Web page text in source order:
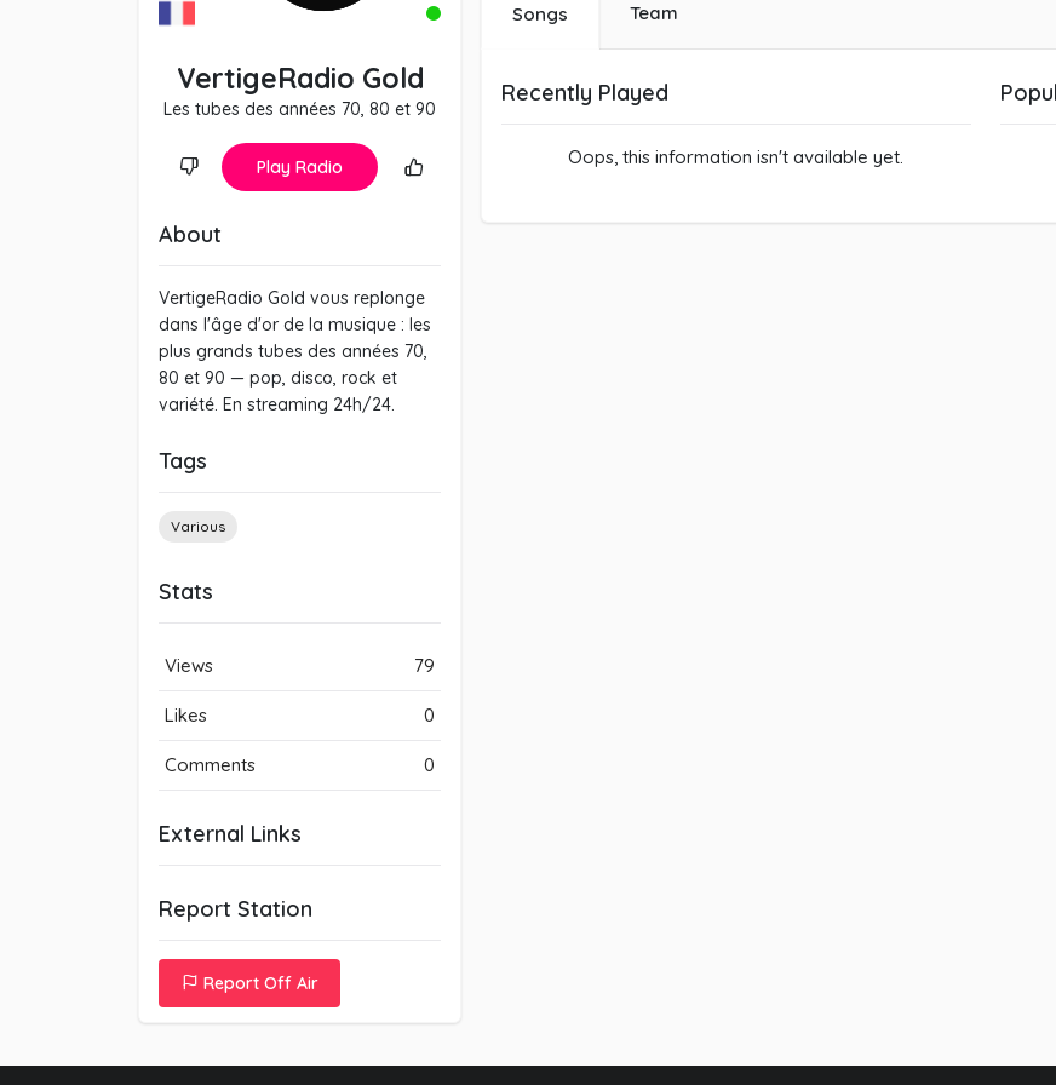
VertigeRadio Gold
Les tubes des années 70, 80 et 90
Play Radio
About
VertigeRadio Gold vous replonge
dans l'âge d'or de la musique : les
plus grands tubes des années 70,
80 et 90 — pop, disco, rock et
variété. En streaming 24h/24.
Tags
Various
Stats
Views 79
Likes 0
Comments 0
External Links
Report Station
Report Off Air
Songs Team
Recently Played
Oops, this information isn't available yet.